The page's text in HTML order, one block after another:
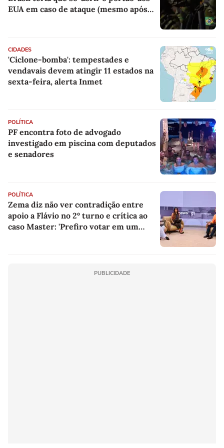
EUA em caso de ataque (mesmo após
CIDADES
'Ciclone-bomba': tempestades e
vendavais devem atingir 11 estados na
sexta-feira, alerta Inmet
POLÍTICA
PF encontra foto de advogado
investigado em piscina com deputados
e senadores
POLÍTICA
Zema diz não ver contradição entre
apoio a Flávio no 2º turno e crítica ao
caso Master: 'Prefiro votar em um
PUBLICIDADE